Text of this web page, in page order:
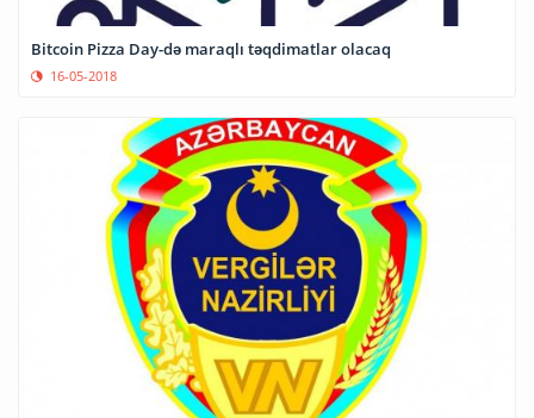
Bitcoin Pizza Day-də maraqlı təqdimatlar olacaq
16-05-2018